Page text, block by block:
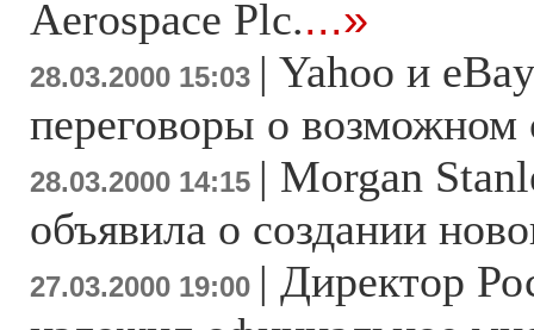
Aerospace Plc....»
28.03.2000 15:03 | Yahoo и
переговоры о возможном
28.03.2000 14:15 | Morgan
объявила о создании
27.03.2000 19:00 | Директор